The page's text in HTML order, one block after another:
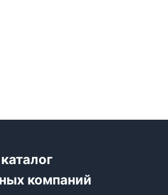
компаний